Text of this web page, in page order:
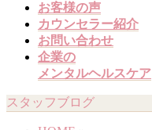
お客様の声
カウンセラー紹介
お問い合わせ
企業の
メンタルヘルスケア
スタッフブログ